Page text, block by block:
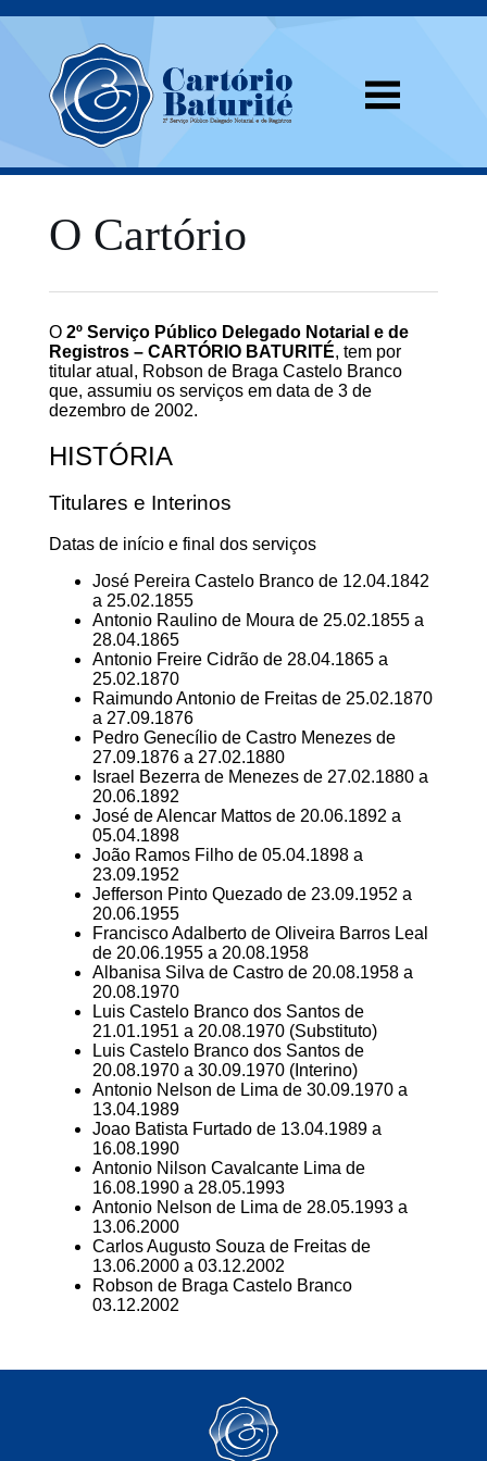
O Cartório
O 2º Serviço Público Delegado Notarial e de
Registros – CARTÓRIO BATURITÉ, tem por
titular atual, Robson de Braga Castelo Branco
que, assumiu os serviços em data de 3 de
dezembro de 2002.
HISTÓRIA
Titulares e Interinos
Datas de início e final dos serviços
José Pereira Castelo Branco de 12.04.1842
a 25.02.1855
Antonio Raulino de Moura de 25.02.1855 a
28.04.1865
Antonio Freire Cidrão de 28.04.1865 a
25.02.1870
Raimundo Antonio de Freitas de 25.02.1870
a 27.09.1876
Pedro Genecílio de Castro Menezes de
27.09.1876 a 27.02.1880
Israel Bezerra de Menezes de 27.02.1880 a
20.06.1892
José de Alencar Mattos de 20.06.1892 a
05.04.1898
João Ramos Filho de 05.04.1898 a
23.09.1952
Jefferson Pinto Quezado de 23.09.1952 a
20.06.1955
Francisco Adalberto de Oliveira Barros Leal
de 20.06.1955 a 20.08.1958
Albanisa Silva de Castro de 20.08.1958 a
20.08.1970
Luis Castelo Branco dos Santos de
21.01.1951 a 20.08.1970 (Substituto)
Luis Castelo Branco dos Santos de
20.08.1970 a 30.09.1970 (Interino)
Antonio Nelson de Lima de 30.09.1970 a
13.04.1989
Joao Batista Furtado de 13.04.1989 a
16.08.1990
Antonio Nilson Cavalcante Lima de
16.08.1990 a 28.05.1993
Antonio Nelson de Lima de 28.05.1993 a
13.06.2000
Carlos Augusto Souza de Freitas de
13.06.2000 a 03.12.2002
Robson de Braga Castelo Branco
03.12.2002